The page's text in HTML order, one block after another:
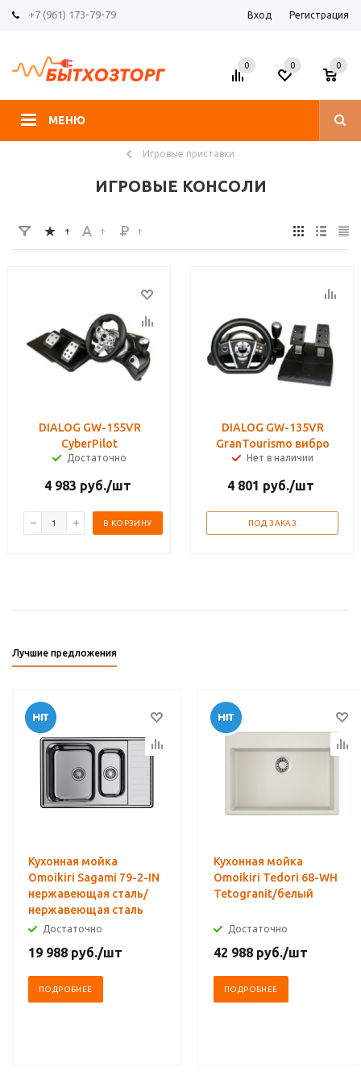
+7 (961) 173-79-79 Вход Регистрация
МЕНЮ
0 0 0
Игровые приставки
ИГРОВЫЕ КОНСОЛИ
DIALOG GW-155VR
CyberPilot
Достаточно
4 983 руб./шт
В КОРЗИНУ
DIALOG GW-135VR
GranTourismo вибро
Нет в наличии
4 801 руб./шт
ПОД ЗАКАЗ
Лучшие предложения
Кухонная мойка
Omoikiri Sagami 79-2-IN
нержавеющая сталь/
нержавеющая сталь
Достаточно
19 988 руб./шт
ПОДРОБНЕЕ
Кухонная мойка
Omoikiri Tedori 68-WH
Tetogranit/белый
Достаточно
42 988 руб./шт
ПОДРОБНЕЕ